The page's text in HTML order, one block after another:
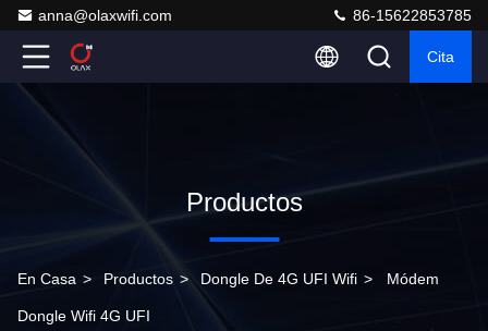
anna@olaxwifi.com 86-15622853785
Cita
Productos
En Casa > Productos > Dongle De 4G UFI Wifi > Módem
Dongle Wifi 4G UFI